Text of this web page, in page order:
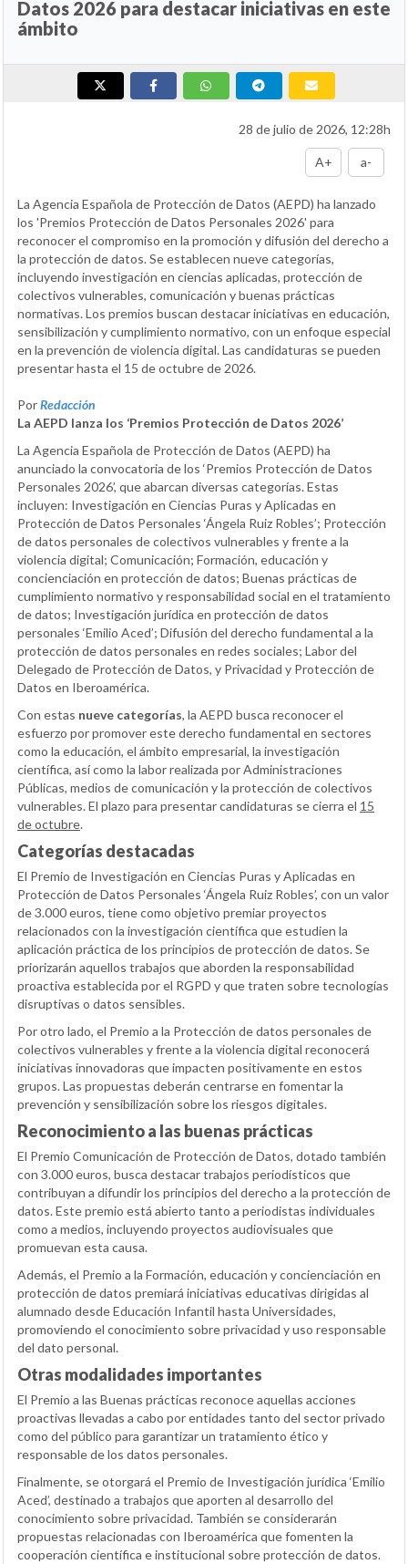
Datos 2026 para destacar iniciativas en este
ámbito
28 de julio de 2026, 12:28h
A+ a-
La Agencia Española de Protección de Datos (AEPD) ha lanzado
los 'Premios Protección de Datos Personales 2026' para
reconocer el compromiso en la promoción y difusión del derecho a
la protección de datos. Se establecen nueve categorías,
incluyendo investigación en ciencias aplicadas, protección de
colectivos vulnerables, comunicación y buenas prácticas
normativas. Los premios buscan destacar iniciativas en educación,
sensibilización y cumplimiento normativo, con un enfoque especial
en la prevención de violencia digital. Las candidaturas se pueden
presentar hasta el 15 de octubre de 2026.
PorRedacción
La AEPD lanza los ‘Premios Protección de Datos 2026’
La Agencia Española de Protección de Datos (AEPD) ha
anunciado la convocatoria de los ‘Premios Protección de Datos
Personales 2026’, que abarcan diversas categorías. Estas
incluyen: Investigación en Ciencias Puras y Aplicadas en
Protección de Datos Personales ‘Ángela Ruiz Robles’; Protección
de datos personales de colectivos vulnerables y frente a la
violencia digital; Comunicación; Formación, educación y
concienciación en protección de datos; Buenas prácticas de
cumplimiento normativo y responsabilidad social en el tratamiento
de datos; Investigación jurídica en protección de datos
personales ‘Emilio Aced’; Difusión del derecho fundamental a la
protección de datos personales en redes sociales; Labor del
Delegado de Protección de Datos, y Privacidad y Protección de
Datos en Iberoamérica.
Con estas nueve categorías, la AEPD busca reconocer el
esfuerzo por promover este derecho fundamental en sectores
como la educación, el ámbito empresarial, la investigación
científica, así como la labor realizada por Administraciones
Públicas, medios de comunicación y la protección de colectivos
vulnerables. El plazo para presentar candidaturas se cierra el 15
de octubre.
Categorías destacadas
El Premio de Investigación en Ciencias Puras y Aplicadas en
Protección de Datos Personales ‘Ángela Ruiz Robles’, con un valor
de 3.000 euros, tiene como objetivo premiar proyectos
relacionados con la investigación científica que estudien la
aplicación práctica de los principios de protección de datos. Se
priorizarán aquellos trabajos que aborden la responsabilidad
proactiva establecida por el RGPD y que traten sobre tecnologías
disruptivas o datos sensibles.
Por otro lado, el Premio a la Protección de datos personales de
colectivos vulnerables y frente a la violencia digital reconocerá
iniciativas innovadoras que impacten positivamente en estos
grupos. Las propuestas deberán centrarse en fomentar la
prevención y sensibilización sobre los riesgos digitales.
Reconocimiento a las buenas prácticas
El Premio Comunicación de Protección de Datos, dotado también
con 3.000 euros, busca destacar trabajos periodísticos que
contribuyan a difundir los principios del derecho a la protección de
datos. Este premio está abierto tanto a periodistas individuales
como a medios, incluyendo proyectos audiovisuales que
promuevan esta causa.
Además, el Premio a la Formación, educación y concienciación en
protección de datos premiará iniciativas educativas dirigidas al
alumnado desde Educación Infantil hasta Universidades,
promoviendo el conocimiento sobre privacidad y uso responsable
del dato personal.
Otras modalidades importantes
El Premio a las Buenas prácticas reconoce aquellas acciones
proactivas llevadas a cabo por entidades tanto del sector privado
como del público para garantizar un tratamiento ético y
responsable de los datos personales.
Finalmente, se otorgará el Premio de Investigación jurídica ‘Emilio
Aced’, destinado a trabajos que aporten al desarrollo del
conocimiento sobre privacidad. También se considerarán
propuestas relacionadas con Iberoamérica que fomenten la
cooperación científica e institucional sobre protección de datos.